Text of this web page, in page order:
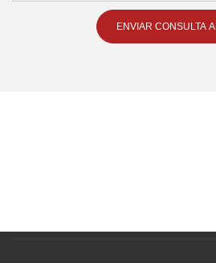
ENVIAR CONSULTA